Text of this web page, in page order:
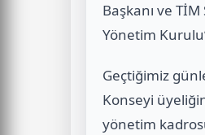
Başkanı ve
Yönetim
Geçtiğimiz
Konseyi
yönetim